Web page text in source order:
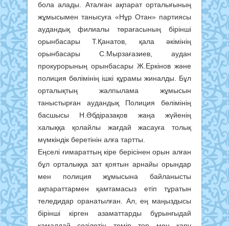
бола алады. Аталған ақпарат орталығының
жұмысымен танысуға «Нұр Отан» партиясы
аудандық филиалы төрағасының бірінші
орынбасары Т.Қанатов, қала әкімінің
орынбасары С.Мырзағазиев, аудан
прокурорының орынбасары Ж.Еркінов және
полиция бөлімінің ішкі құрамы жиналды. Бұл
орталықтың жалпылама жұмысын
таныстырған аудандық Полиция бөлімінің
басшысы Н.Әбдіразақов жаңа жүйенің
халыққа қолайлы жағдай жасауға толық
мүмкіндік беретінін алға тартты.
Еңселі ғимараттың кіре берісінен орын алған
бұл орталыққа зат қоятын арнайы орындар
мен полиция жұмысына байланысты
ақпараттармен қамтамасыз етіп тұратын
теледидар оранатылған. Ал, ең маңыздысы
бірінші кірген азаматтарды бұрынғыдай